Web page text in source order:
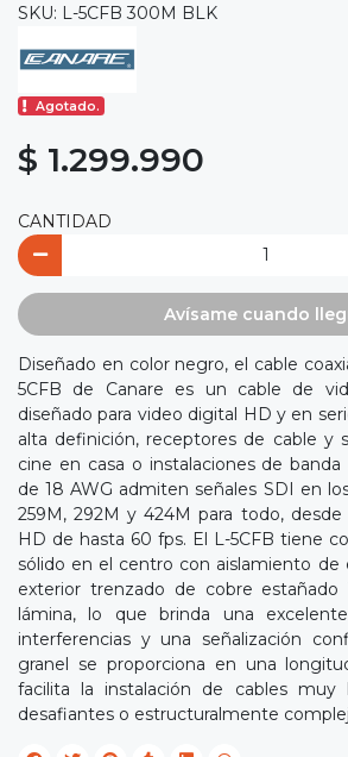
SKU: L-5CFB 300M BLK
Agotado.
$ 1.299.990
CANTIDAD
Avísame cuando
Diseñado en color negro, el cable
5CFB de Canare es un cable de
diseñado para video digital HD y en
alta definición, receptores de cable y
cine en casa o instalaciones de banda
de 18 AWG admiten señales SDI en
259M, 292M y 424M para todo,
HD de hasta 60 fps. El L-5CFB tiene
sólido en el centro con aislamiento de
exterior trenzado de cobre estañado
lámina, lo que brinda una
interferencias y una señalización
granel se proporciona en una
facilita la instalación de cables muy
desafiantes o estructuralmente